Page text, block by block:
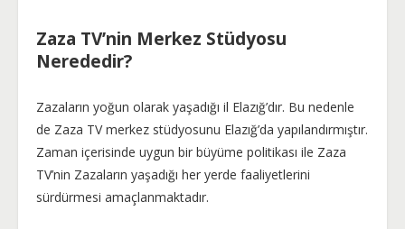
Zaza TV’nin Merkez Stüdyosu
Nerededir?
Zazaların yoğun olarak yaşadığı il Elazığ’dır. Bu nedenle
de Zaza TV merkez stüdyosunu Elazığ’da yapılandırmıştır.
Zaman içerisinde uygun bir büyüme politikası ile Zaza
TV’nin Zazaların yaşadığı her yerde faaliyetlerini
sürdürmesi amaçlanmaktadır.